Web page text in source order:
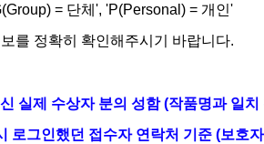
= 단체', 'P(Personal) = 개인'
를 정확히 확인해주시기 바랍니다.
실제 수상자 분의 성함 (작품명과 일치
그인했던 접수자 연락처 기준 (보호